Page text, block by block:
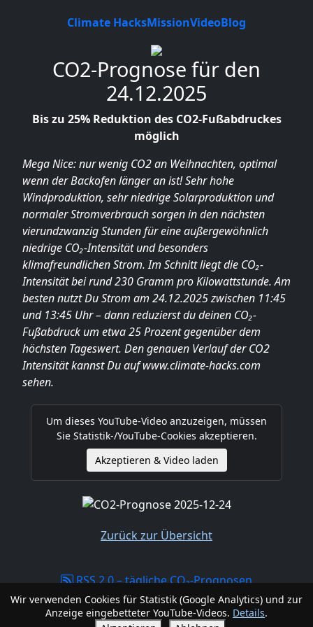
Climate HacksMissionVideoBlog
CO2-Prognose für den
24.12.2025
Bis zu 25% Reduktion des CO2-Fußabdruckes
möglich
Mega Nice: nur wenig CO2 an Weihnachten, optimal
wenn der Backofen länger an ist! Sehr hohe
Windproduktion, sehr niedrige Solarproduktion und
normaler Stromverbrauch sorgen in den nächsten
vierundzwanzig Stunden für eine außergewöhnlich
niedrige CO₂-Intensität und besonders
klimafreundlichen Strom. Im Schnitt liegt die CO₂-
Intensität bei rund 230 Gramm pro Kilowattstunde. Am
besten nutzt Du Strom am 24.12.2025 zwischen 11:45
und 13:45 Uhr – dann reduzierst du deinen CO₂-
Fußabdruck um etwa 25 Prozent gegenüber dem
höchsten Tageswert. Den genauen Verlauf der CO2
Intensität kannst Du auf www.climate-hacks.com
sehen.
Um dieses YouTube-Video anzuzeigen, müssen
Sie Statistik-/YouTube-Cookies akzeptieren.
Akzeptieren & Video laden
Zurück zur Übersicht
RSS 2.0 – tägliche CO₂-Prognosen
climate-hacks.com - Impressum, Haftungsausschluss,
Datenschutzerklärung
Wir verwenden Cookies für Statistik (Google Analytics) und zur
Anzeige eingebetteter YouTube-Videos. Details.